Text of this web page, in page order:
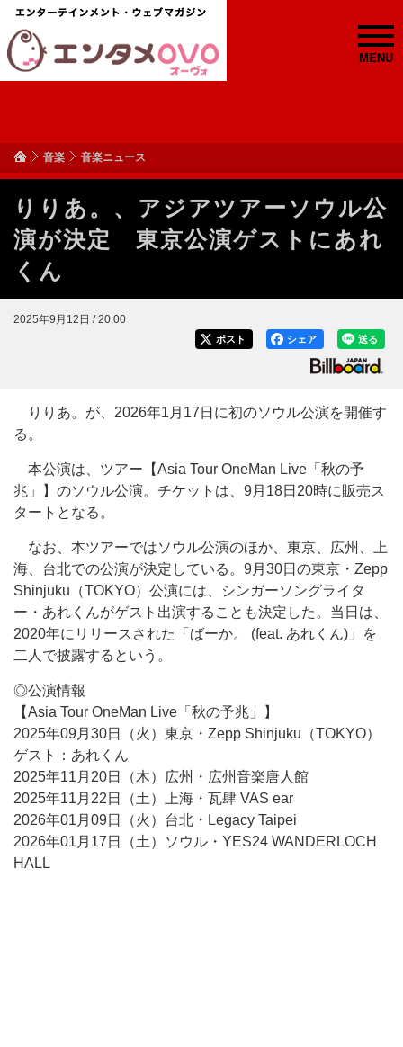
MENU
音楽 音楽ニュース
りりあ。、アジアツアーソウル公
演が決定 東京公演ゲストにあれ
くん
2025年9月12日 / 20:00
送る
シェア
ポスト
りりあ。が、2026年1月17日に初のソウル公演を開催す
る。
本公演は、ツアー【Asia Tour OneMan Live「秋の予
兆」】のソウル公演。チケットは、9月18日20時に販売ス
タートとなる。
なお、本ツアーではソウル公演のほか、東京、広州、上
海、台北での公演が決定している。9月30日の東京・Zepp
Shinjuku（TOKYO）公演には、シンガーソングライタ
ー・あれくんがゲスト出演することも決定した。当日は、
2020年にリリースされた「ばーか。 (feat. あれくん)」を
二人で披露するという。
◎公演情報
【Asia Tour OneMan Live「秋の予兆」】
2025年09月30日（火）東京・Zepp Shinjuku（TOKYO）
ゲスト：あれくん
2025年11月20日（木）広州・広州音楽唐人館
2025年11月22日（土）上海・瓦肆 VAS ear
2026年01月09日（火）台北・Legacy Taipei
2026年01月17日（土）ソウル・YES24 WANDERLOCH
HALL